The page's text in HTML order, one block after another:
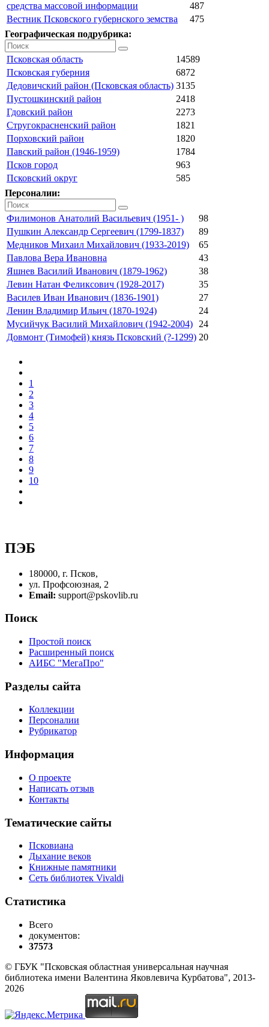
средства массовой информации
487
Вестник Псковского губернского земства
475
Географическая подрубрика:
Псковская область
14589
Псковская губерния
6872
Дедовичский район (Псковская область) 3135
Пустошкинский район
2418
Гдовский район
2273
Стругокрасненский район
1821
Порховский район
1820
Павский район (1946-1959)
1784
Псков город
963
Псковский округ
585
Персоналии:
Филимонов Анатолий Васильевич (1951- )
98
Пушкин Александр Сергеевич (1799-1837)
89
Медников Михаил Михайлович (1933-2019)
65
Павлова Вера Ивановна
43
Яшнев Василий Иванович (1879-1962)
38
Левин Натан Феликсович (1928-2017)
35
Василев Иван Иванович (1836-1901)
27
Ленин Владимир Ильич (1870-1924)
24
Мусийчук Василий Михайлович (1942-2004)
24
Довмонт (Тимофей) князь Псковский (?-1299) 20
1
2
3
4
5
6
7
8
9
10
ПЭБ
180000, г. Псков,
ул. Профсоюзная, 2
Email: support@pskovlib.ru
Поиск
Простой поиск
Расширенный поиск
АИБС "МегаПро"
Разделы сайта
Коллекции
Персоналии
Рубрикатор
Информация
О проекте
Написать отзыв
Контакты
Тематические сайты
Псковиана
Дыхание веков
Книжные памятники
Сеть библиотек Vivaldi
Статистика
Всего
документов:
37573
© ГБУК "Псковская областная универсальная научная
библиотека имени Валентина Яковлевича Курбатова", 2013-
2026